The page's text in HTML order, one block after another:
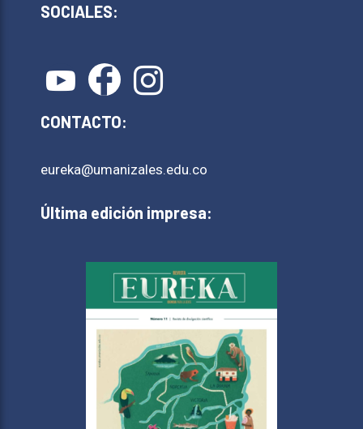
SOCIALES:
CONTACTO:
eureka@umanizales.edu.co
Última edición impresa: